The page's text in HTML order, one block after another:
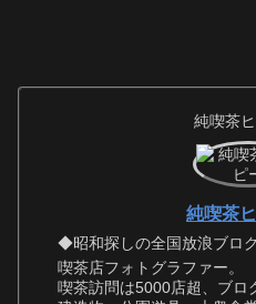
純喫茶
純喫茶
◆昭和探しの全国放浪ブロ
喫茶店フォトグラファー。
喫茶訪問は5000店超、ブロ